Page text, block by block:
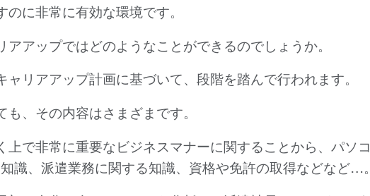
に非常に有効な環境です。
アップではどのようなことができるのでしょうか。
リアアップ計画に基づいて、段階を踏んで行われます。
、その内容はさまざまです。
上で非常に重要なビジネスマナーに関することから、パソコ
識、派遣業務に関する知識、資格や免許の取得などなど…。